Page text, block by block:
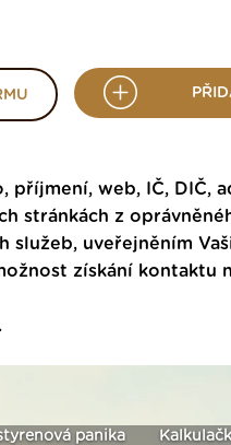
příjmení, web, IČ, DIČ,
stránkách z
služeb, uveřejněním
získání kontaktu
.
panika